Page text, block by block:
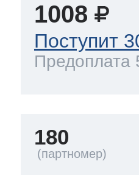
1008
Поступит
Предоплата
180